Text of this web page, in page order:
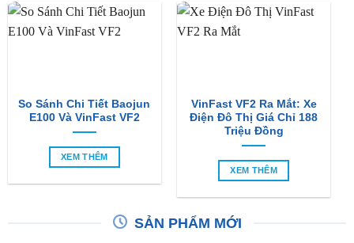
So Sánh Chi Tiết Baojun
E100 Và VinFast VF2
XEM THÊM
VinFast VF2 Ra Mắt: Xe
Điện Đô Thị Giá Chỉ 188
Triệu Đồng
XEM THÊM
SẢN PHẨM MỚI